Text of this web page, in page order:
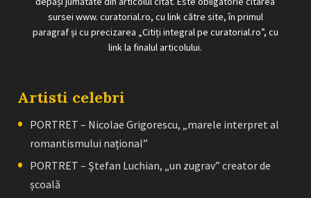
sursei www. curatorial.ro, cu link către site, în primul
paragraf și cu precizarea „Citiți integral pe curatorial.ro”, cu
link la finalul articolului.
Artisti celebri
PORTRET – Nicolae Grigorescu, „marele interpret al
romantismului naţional”
PORTRET – Ştefan Luchian, „un zugrav” creator de
școală